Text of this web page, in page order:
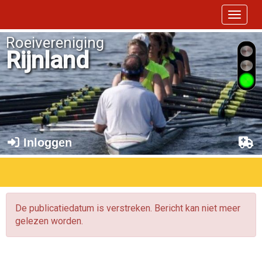
Toggle
Roeivereniging
Rijnland
Inloggen
De publicatiedatum is verstreken. Bericht kan niet meer
gelezen worden.